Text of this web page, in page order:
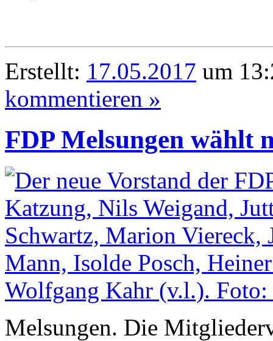
Erstellt: 17.05.2017 um
kommentieren »
FDP Melsungen wählt
Melsungen. Die